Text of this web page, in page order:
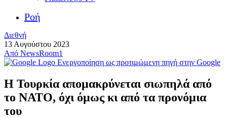
Ροή
Διεθνή
13 Αυγούστου 2023
Από NewsRoom1
Ενεργοποίηση ως προτιμώμενη πηγή στην Google
Η Τουρκία απομακρύνεται σιωπηλά από
το ΝΑΤΟ, όχι όμως κι από τα προνόμια
του